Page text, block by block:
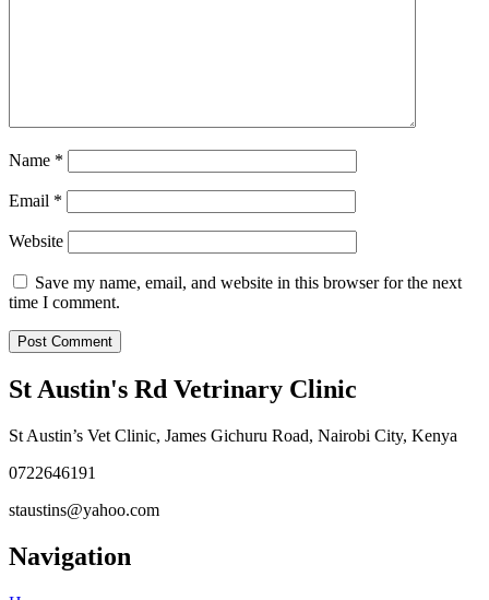
Name *
Email *
Website
Save my name, email, and website in this browser for the next
time I comment.
St Austin's Rd Vetrinary Clinic
St Austin’s Vet Clinic, James Gichuru Road, Nairobi City, Kenya
0722646191
staustins@yahoo.com
Navigation